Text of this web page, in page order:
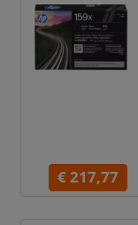
€ 217,77